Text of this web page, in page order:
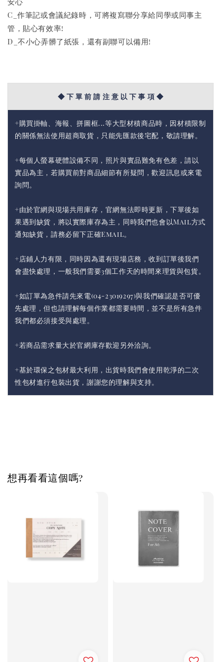
C_作筆記或會議紀錄時，可將複寫聯分享給同學或同事主
管，貼心有效率!
D_不小心弄髒了紙張，還有副聯可以備用!
◆ 下 單 前 請 注 意 以 下 事 項 ◆
+購買掛軸、海報、拼圖框...等大型材積商品時，因材積限制
的關係無法使用超商取貨，只能先匯款後宅配，敬請理解。
+每個人螢幕硬體設備不同，照片與實品難免有色差，請以
實品為主，若購買前對商品細節有所疑問，歡迎訊息或來電
詢問。
+由於官網與現場共用庫存，官網無法即時更新，下單後如
果遇到缺貨，將以實際庫存為主，同時我們也會以Mail方式
通知缺貨，請務必留下正確Email。
+店鋪人力有限，同時因為還有現場店務，收到訂單後我們
會盡快處理，一般我們需要3個工作天的時間來理貨與包貨。
+如訂單為急件請先來電(04-23019297)與我們確認是否可優
先處理，但也請理解每個作業都需要時間，並不是所有急件
我們都必須接受與處理。
+若商品需求量大於官網庫存歡迎另外洽詢。
+基於環保之包材最大利用，出貨時我們會使用乾淨的二次
性包材進行包裝出貨，謝謝您的理解與支持。
想再看看這個嗎?